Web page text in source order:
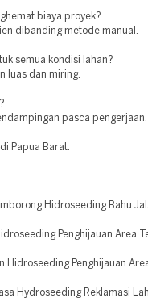
biaya proyek?
dibanding metode manual.
semua kondisi lahan?
luas dan miring.
pasca pengerjaan.
Papua Barat.
Hidroseeding Bahu
Penghijauan Area
Hidroseeding Penghijauan
Hydroseeding Reklamasi